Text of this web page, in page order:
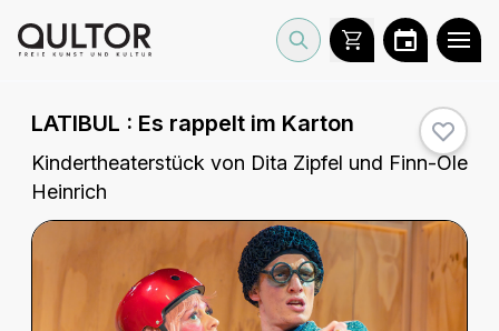
LATIBUL : Es rappelt im Karton
Kindertheaterstück von Dita Zipfel und Finn-Ole
Heinrich